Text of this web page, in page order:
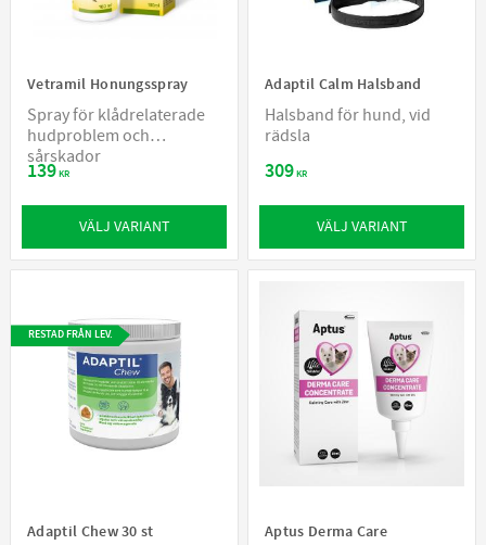
Vetramil Honungsspray
Spray för klådrelaterade
hudproblem och
sårskador
139KR
VÄLJ VARIANT
Adaptil Calm Halsband
Halsband för hund, vid
rädsla
309KR
VÄLJ VARIANT
Adaptil Chew 30 st
RESTAD FRÅN LEV.
Aptus Derma Care